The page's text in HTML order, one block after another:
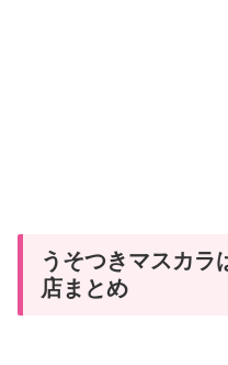
うそつきマスカラ
店まとめ